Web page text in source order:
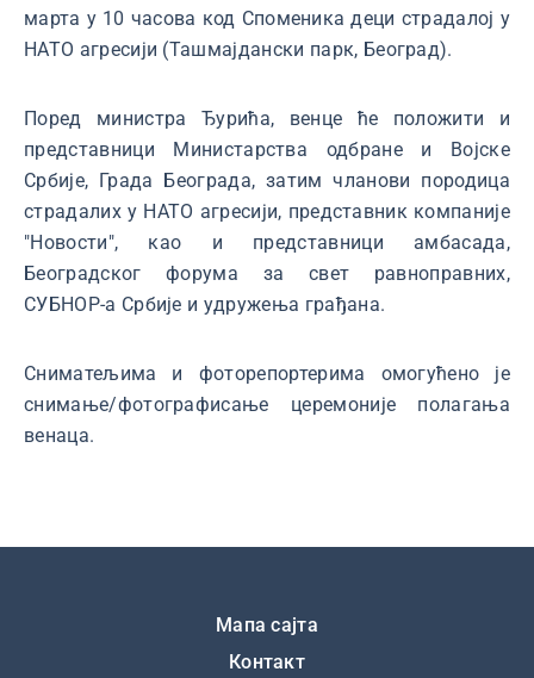
марта у 10 часова код Споменика деци страдалој у
НАТО агресији (Ташмајдански парк, Београд).
Поред министра Ђурића, венце ће положити и
представници Министарства одбране и Војске
Србије, Града Београда, затим чланови породица
страдалих у НАТО агресији, представник компаније
"Новости", као и представници амбасада,
Београдског форума за свет равноправних,
СУБНОР-а Србије и удружења грађана.
Сниматељима и фоторепортерима омогућено је
снимање/фотографисање церемоније полагања
венаца.
Мапа сајта
Контакт